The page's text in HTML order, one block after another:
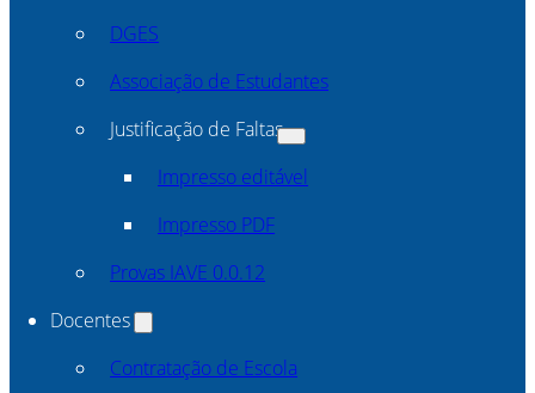
DGES
Associação de Estudantes
Justificação de Faltas
Impresso editável
Impresso PDF
Provas IAVE 0.0.12
Docentes
Contratação de Escola